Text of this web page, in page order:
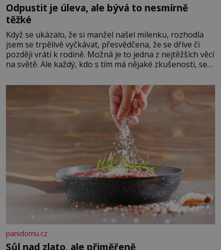
Odpustit je úleva, ale bývá to nesmírně
těžké
Když se ukázalo, že si manžel našel milenku, rozhodla
jsem se trpělivě vyčkávat, přesvědčena, že se dříve či
později vrátí k rodině. Možná je to jedna z nejtěžších věcí
na světě. Ale každý, kdo s tím má nějaké zkušenosti, se
Když se ke mně doneslo, že si manžel pořídil milenku,
panidomu.cz
Sůl nad zlato, ale přiměřeně